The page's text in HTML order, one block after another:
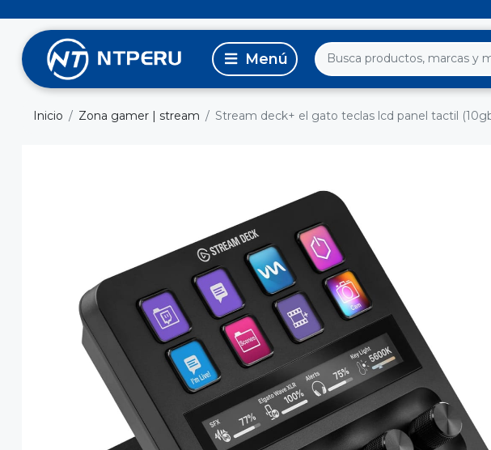
Inicio Zona gamer | stream Stream deck+ el gato teclas lcd panel tactil